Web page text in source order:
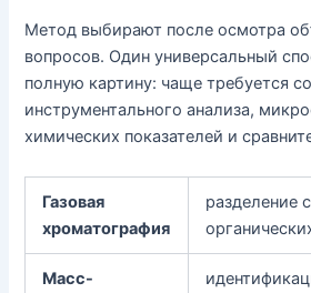
Метод выбирают после осмотра
вопросов. Один универсальный
полную картину: чаще требуется
инструментального анализа,
химических показателей и
Газовая
хроматография
разделение
Масс-